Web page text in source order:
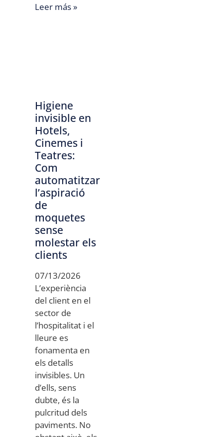
Leer más »
Higiene
invisible en
Hotels,
Cinemes i
Teatres:
Com
automatitzar
l’aspiració
de
moquetes
sense
molestar els
clients
07/13/2026
L’experiència
del client en el
sector de
l’hospitalitat i el
lleure es
fonamenta en
els detalls
invisibles. Un
d’ells, sens
dubte, és la
pulcritud dels
paviments. No